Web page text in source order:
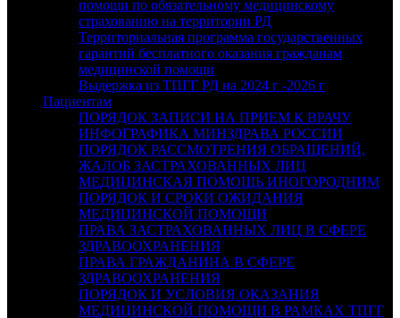
помощи по обязательному медицинскому
страхованию на территории РД
Территориальная программа государственных
гарантий бесплатного оказания гражданам
медицинской помощи
Выдержка из ТПГГ РД на 2024 г -2026 г
Пациентам
ПОРЯДОК ЗАПИСИ НА ПРИЕМ К ВРАЧУ
ИНФОГРАФИКА МИНЗДРАВА РОССИИ
ПОРЯДОК РАССМОТРЕНИЯ ОБРАЩЕНИЙ,
ЖАЛОБ ЗАСТРАХОВАННЫХ ЛИЦ
МЕДИЦИНСКАЯ ПОМОЩЬ ИНОГОРОДНИМ
ПОРЯДОК И СРОКИ ОЖИДАНИЯ
МЕДИЦИНСКОЙ ПОМОЩИ
ПРАВА ЗАСТРАХОВАННЫХ ЛИЦ В СФЕРЕ
ЗДРАВООХРАНЕНИЯ
ПРАВА ГРАЖДАНИНА В СФЕРЕ
ЗДРАВООХРАНЕНИЯ
ПОРЯДОК И УСЛОВИЯ ОКАЗАНИЯ
МЕДИЦИНСКОЙ ПОМОЩИ В РАМКАХ ТПГГ